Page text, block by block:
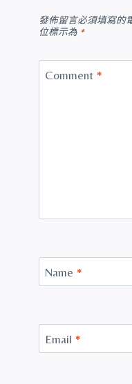
發佈留言必須填寫的
位標示為 *
Comment *
Name *
Email *